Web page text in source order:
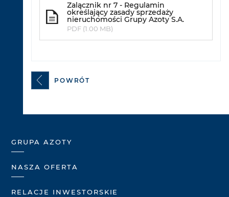
Zalącznik nr 7 - Regulamin
określający zasady sprzedaży
nieruchomości Grupy Azoty S.A.
PDF (1.00 MB)
POWRÓT
GRUPA AZOTY
NASZA OFERTA
RELACJE INWESTORSKIE